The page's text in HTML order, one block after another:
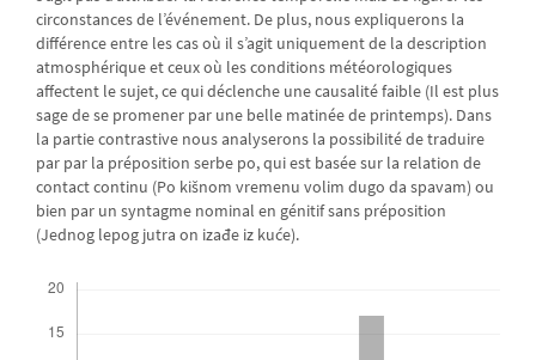
circonstances de l’événement. De plus, nous expliquerons la
différence entre les cas où il s’agit uniquement de la description
atmosphérique et ceux où les conditions météorologiques
affectent le sujet, ce qui déclenche une causalité faible (Il est plus
sage de se promener par une belle matinée de printemps). Dans
la partie contrastive nous analyserons la possibilité de traduire
par par la préposition serbe po, qui est basée sur la relation de
contact continu (Po kišnom vremenu volim dugo da spavam) ou
bien par un syntagme nominal en génitif sans préposition
(Jednog lepog jutra on izađe iz kuće).